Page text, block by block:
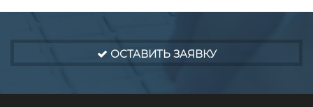
ОСТАВИТЬ ЗАЯВКУ